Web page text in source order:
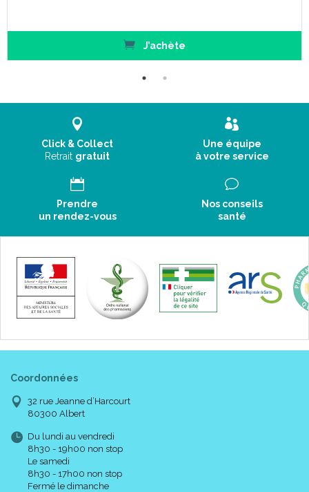
J’achète
Click & Collect
Retrait gratuit
Une équipe
à votre service
Prendre
un rendez-vous
Nos conseils
santé
Coordonnées
32 rue Jeanne d’Harcourt
80300 Albert
Du lundi au vendredi
8h30 - 19h00 non stop
Le samedi
8h30 - 17h00 non stop
Fermé le dimanche